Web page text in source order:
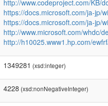
http://www.codeproject.com/KB/
https://docs.microsoft.com/ja-jp/
https://docs.microsoft.com/ja-jp/
http://www.microsoft.com/whdc/
http://h10025.www1.hp.com/
1349281 (xsd:integer)
4228 (xsd:nonNegativeInteger)